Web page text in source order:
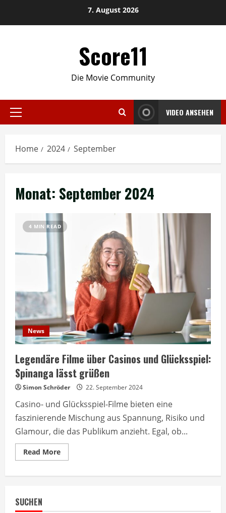
7. August 2026
Score11
Die Movie Community
Primary
VIDEO ANSEHEN
Home 2024 September
Monat: September 2024
4 MIN READ
News
Legendäre Filme über Casinos und Glücksspiel:
Spinanga lässt grüßen
Simon Schröder 22. September 2024
Casino- und Glücksspiel-Filme bieten eine
faszinierende Mischung aus Spannung, Risiko und
Glamour, die das Publikum anzieht. Egal, ob...
Read MoreRead
more
SUCHEN